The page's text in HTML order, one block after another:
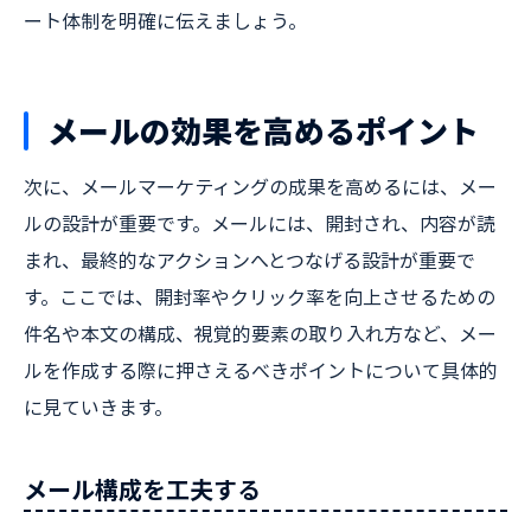
ート体制を明確に伝えましょう。
メールの効果を高めるポイント
次に、メールマーケティングの成果を高めるには、メー
ルの設計が重要です。メールには、開封され、内容が読
まれ、最終的なアクションへとつなげる設計が重要で
す。ここでは、開封率やクリック率を向上させるための
件名や本文の構成、視覚的要素の取り入れ方など、メー
ルを作成する際に押さえるべきポイントについて具体的
に見ていきます。
メール構成を工夫する